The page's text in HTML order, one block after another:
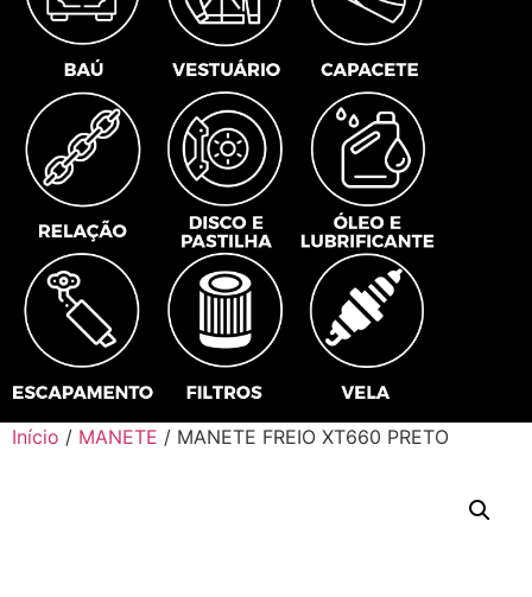
Início / MANETE / MANETE FREIO XT660 PRETO